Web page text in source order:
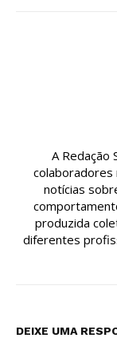
A Redação
colaboradores
notícias
produzida
diferentes
DEIXE UMA